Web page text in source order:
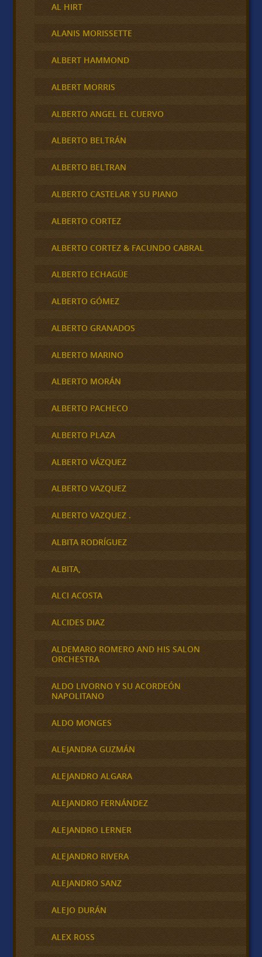
AL HIRT
ALANIS MORISSETTE
ALBERT HAMMOND
ALBERT MORRIS
ALBERTO ANGEL EL CUERVO
ALBERTO BELTRÁN
ALBERTO BELTRAN
ALBERTO CASTELAR Y SU PIANO
ALBERTO CORTEZ
ALBERTO CORTEZ & FACUNDO CABRAL
ALBERTO ECHAGÜE
ALBERTO GÓMEZ
ALBERTO GRANADOS
ALBERTO MARINO
ALBERTO MORÁN
ALBERTO PACHECO
ALBERTO PLAZA
ALBERTO VÁZQUEZ
ALBERTO VAZQUEZ
ALBERTO VAZQUEZ .
ALBITA RODRÍGUEZ
ALBITA,
ALCI ACOSTA
ALCIDES DIAZ
ALDEMARO ROMERO AND HIS SALON
ORCHESTRA
ALDO LIVORNO Y SU ACORDEÓN
NAPOLITANO
ALDO MONGES
ALEJANDRA GUZMÁN
ALEJANDRO ALGARA
ALEJANDRO FERNÁNDEZ
ALEJANDRO LERNER
ALEJANDRO RIVERA
ALEJANDRO SANZ
ALEJO DURÁN
ALEX ROSS